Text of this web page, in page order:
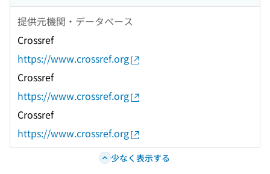
提供元機関・データベース
Crossref
https://www.crossref.org
Crossref
https://www.crossref.org
Crossref
https://www.crossref.org
少なく表示する